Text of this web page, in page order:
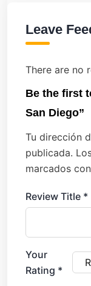
Leave
There are no
Be the first
San Diego”
Tu dirección
publicada.
marcados con
Review Title *
Your
Rating *